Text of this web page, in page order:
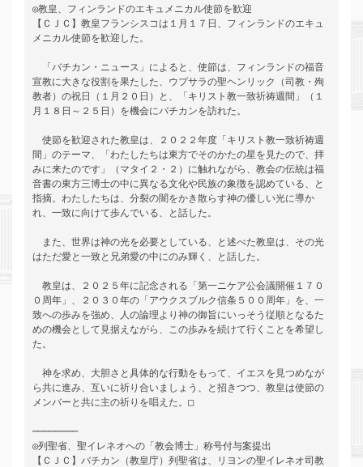
◎教皇、フィンランドのエキュメニカル使節を歓迎
【ＣＪＣ】教皇フランシスコは１月１７日、フィンランドのエキュ
メニカル使節を歓迎した。
「バチカン・ニュース」によると、使節は、フィンランドの福音
宣教に大きな役割を果たした、ウプサラの聖ヘンリック（司教・殉
教者）の祝日（１月２０日）と、「キリスト教一致祈祷週間」（１
月１８日～２５日）を機会にバチカンを訪れた。
使節を歓迎された教皇は、２０２２年度「キリスト教一致祈祷週
間」のテーマ、「わたしたちは東方でそのかたの星を見たので、拝
みに来たのです」（マタイ２・２）に触れながら、教会の伝統は福
音書の東方三博士の中に異なる文化や民族の象徴を認めている、と
指摘。わたしたちは、分裂の闇をかき散らす神の優しい光に導か
れ、一致に向けて歩んでいる、と話した。
また、世界は神の光を必要としている、と述べた教皇は、その光
はただ愛と一致と兄弟愛の中にのみ輝く、と話した。
教皇は、２０２５年に記念される「第一ニケア公会議開催１７０
０周年」、２０３０年の「アウクスブルク信条５００周年」を、一
致への歩みを強め、人の論理より神の御旨にいっそう従順となるた
めの機会として見据えながら、この歩みを続けて行くことを希望し
た。
神を求め、大胆さと具体的な行動をもって、イエスを見つめなが
ら共に進み、互いに祈り合いましょう、と招きつつ、教皇は使節の
メンバーと共に主の祈りを唱えた。□
────────
◎列聖省、聖イレネオへの「教会博士」称号付与案提出
【ＣＪＣ】バチカン（教皇庁）列聖省は、リヨンの聖イレネオ司教